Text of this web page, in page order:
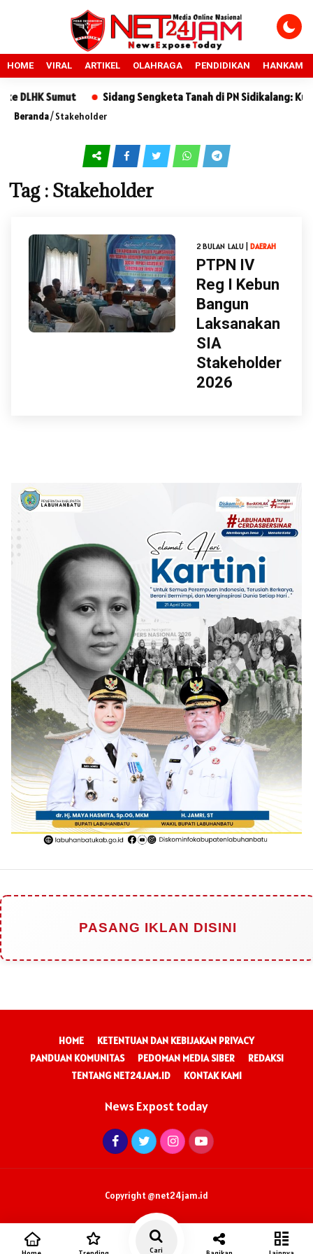
HOME VIRAL ARTIKEL OLAHRAGA PENDIDIKAN HANKAM
Sumut Sidang Sengketa Tanah di PN Sidikalang:
Beranda/Stakeholder
Tag : Stakeholder
2 BULAN LALU | DAERAH
PTPN IV
Reg I Kebun
Bangun
Laksanakan
SIA
Stakeholder
2026
PASANG IKLAN DISINI
HOME
KETENTUAN DAN KEBIJAKAN PRIVACY
PANDUAN KOMUNITAS
PEDOMAN MEDIA SIBER
REDAKSI
TENTANG NET24JAM.ID
KONTAK KAMI
News Expost today
Copyright @net24jam.id
Cari